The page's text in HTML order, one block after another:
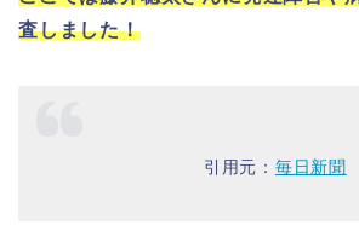
査しました！
引用元： 毎日新聞